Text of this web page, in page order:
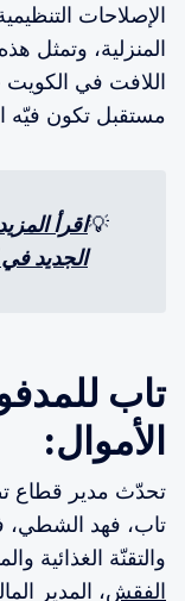
الإصلاحات
المنزلية، وتمثل
اللافت في الكويت
مستقبل تكون فيّه
💡
الجديد في
تاب
الأموال:
تحدّث مدير قطاع
تاب، فهد الشطي،
والتقنّة الغذائية
الفقش، المدير